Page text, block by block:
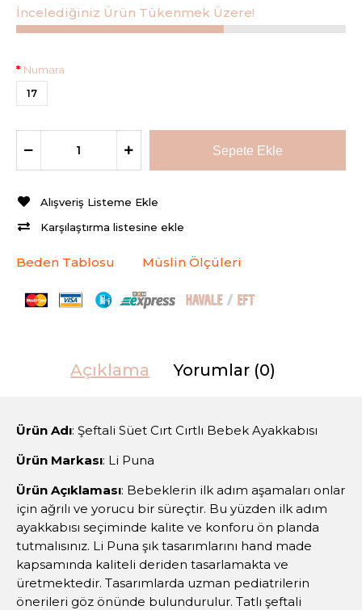
İncelediğiniz Ürün Tükenmek Üzere!
Numara
17
Alışveriş Listeme Ekle
Karşılaştırma listesine ekle
Beden Tablosu Müslin Ölçüleri
Açıklama Yorumlar (0)
Ürün Adı: Şeftali Süet Cırt Cırtlı Bebek Ayakkabısı
Ürün Markası: Li Puna
Ürün Açıklaması: Bebeklerin ilk adım aşamaları onlar
için ağrılı ve yorucu bir süreçtir. Bu yüzden ilk adım
ayakkabısı seçiminde kalite ve konforu ön planda
tutmalısınız. Li Puna şık tasarımlarını hand made
kapsamında kaliteli deriden tasarlamakta ve
üretmektedir. Tasarımlarda uzman pediatrilerin
önerileri göz önünde bulundurulur. Tatlı şeftali